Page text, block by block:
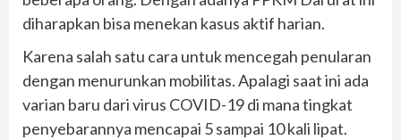
diharapkan bisa menekan kasus aktif harian.
Karena salah satu cara untuk mencegah penularan
dengan menurunkan mobilitas. Apalagi saat ini ada
varian baru dari virus COVID-19 di mana tingkat
penyebarannya mencapai 5 sampai 10 kali lipat.